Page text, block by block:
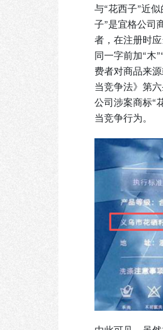
与“花西子”近
子”是宜格公司
者，在注册时
同一字前加“木
费者对商品来
当竞争法》第
公司涉案商标“
当竞争行为。